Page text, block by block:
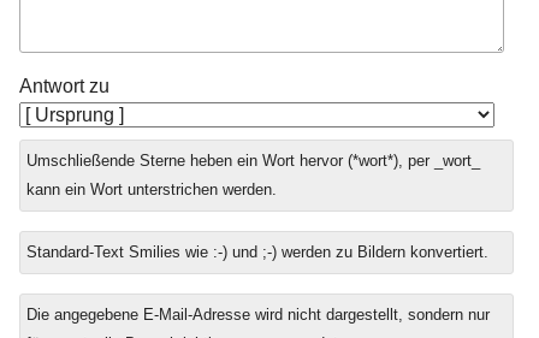
Antwort zu
Umschließende Sterne heben ein Wort hervor (*wort*), per _wort_
kann ein Wort unterstrichen werden.
Standard-Text Smilies wie :-) und ;-) werden zu Bildern konvertiert.
Die angegebene E-Mail-Adresse wird nicht dargestellt, sondern nur